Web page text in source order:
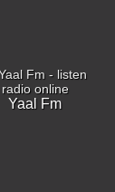
Yaal Fm